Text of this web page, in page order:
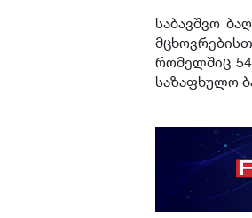
საბავშვო
რომელშიც
საზაფხულო